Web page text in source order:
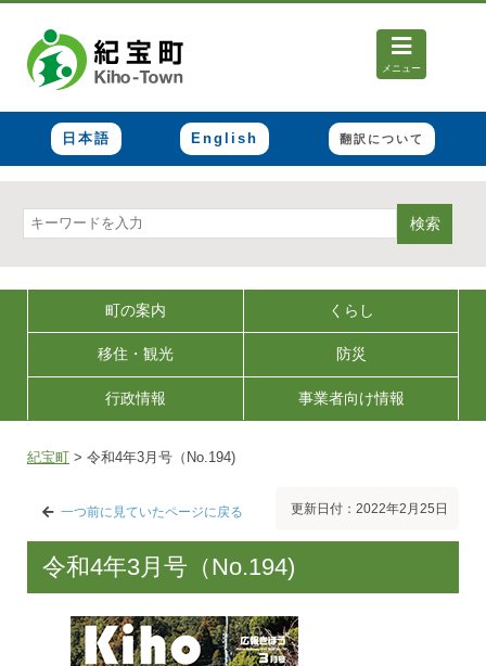
メニュー
日本語 English 翻訳について
検索
町の案内 くらし
移住・観光 防災
行政情報 事業者向け情報
紀宝町 > 令和4年3月号（No.194)
一つ前に見ていたページに戻る 更新日付：2022年2月25日
令和4年3月号（No.194)